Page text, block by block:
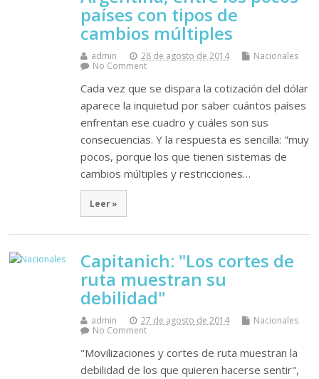
países con tipos de
cambios múltiples
admin 28 de agosto de 2014
Nacionales
No Comment
Cada vez que se dispara la cotización del dólar
aparece la inquietud por saber cuántos países
enfrentan ese cuadro y cuáles son sus
consecuencias. Y la respuesta es sencilla: "muy
pocos, porque los que tienen sistemas de
cambios múltiples y restricciones…
Leer »
Capitanich: "Los cortes de
ruta muestran su
debilidad"
admin 27 de agosto de 2014
Nacionales
No Comment
"Movilizaciones y cortes de ruta muestran la
debilidad de los que quieren hacerse sentir",